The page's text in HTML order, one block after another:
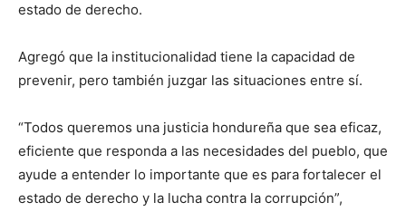
estado de derecho.
Agregó que la institucionalidad tiene la capacidad de
prevenir, pero también juzgar las situaciones entre sí.
“Todos queremos una justicia hondureña que sea eficaz,
eficiente que responda a las necesidades del pueblo, que
ayude a entender lo importante que es para fortalecer el
estado de derecho y la lucha contra la corrupción”,